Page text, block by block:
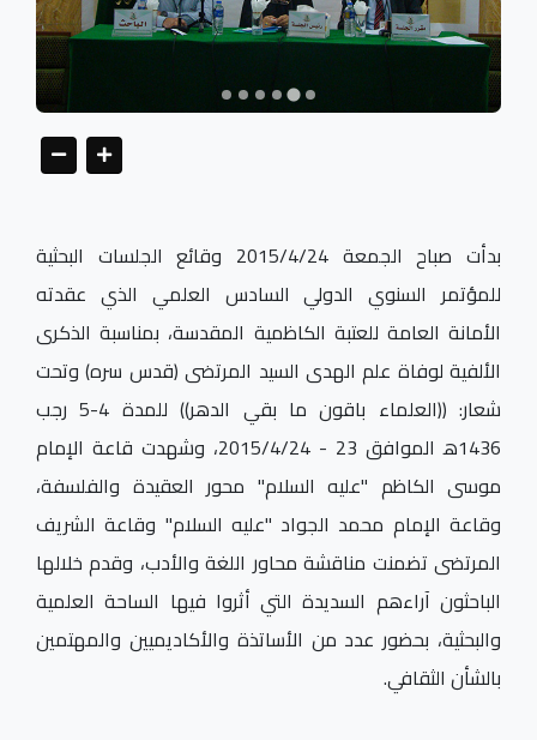
بدأت صباح الجمعة 2015/4/24 وقائع الجلسات البحثية
للمؤتمر السنوي الدولي السادس العلمي الذي عقدته
الأمانة العامة للعتبة الكاظمية المقدسة، بمناسبة الذكرى
الألفية لوفاة علم الهدى السيد المرتضى (قدس سره) وتحت
شعار: ((العلماء باقون ما بقي الدهر)) للمدة 4-5 رجب
1436ﮬ الموافق 23 - 2015/4/24، وشهدت قاعة الإمام
موسى الكاظم "عليه السلام" محور العقيدة والفلسفة،
وقاعة الإمام محمد الجواد "عليه السلام" وقاعة الشريف
المرتضى تضمنت مناقشة محاور اللغة والأدب، وقدم خلالها